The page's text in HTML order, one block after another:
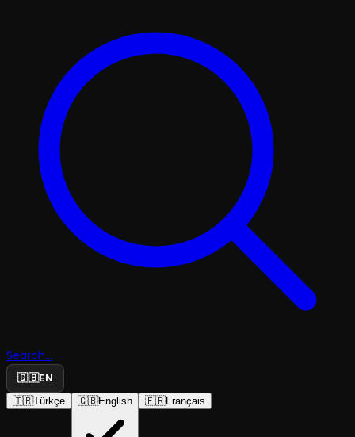
Search...
🇬🇧EN
🇹🇷Türkçe 🇬🇧English 🇫🇷Français